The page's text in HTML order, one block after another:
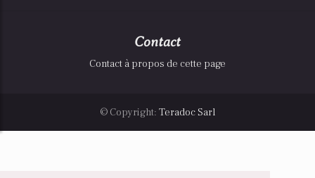
Contact
Contact à propos de cette page
© Copyright: Teradoc Sarl